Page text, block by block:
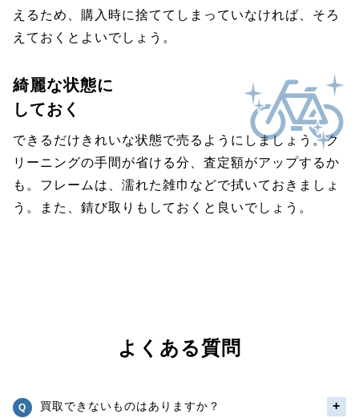
えるため、購入時に捨ててしまっていなければ、そろ
えておくとよいでしょう。
綺麗な状態に
しておく
できるだけきれいな状態で売るようにしましょう。ク
リーニングの手間が省ける分、査定額がアップするか
も。フレームは、濡れた雑巾などで拭いておきましょ
う。また、錆び取りもしておくと良いでしょう。
よくある質問
買取できないものはありますか？